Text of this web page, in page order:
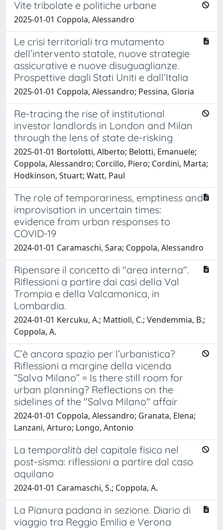
Vite tribolate e politiche urbane
2025-01-01 Coppola, Alessandro
Le crisi territoriali tra mutamento
dell’intervento statale, nuove strategie
assicurative e nuove disuguaglianze.
Prospettive dagli Stati Uniti e dall’Italia
2025-01-01 Coppola, Alessandro; Pessina, Gloria
Re-tracing the rise of institutional
investor landlords in London and Milan
through the lens of state de-risking
2025-01-01 Bortolotti, Alberto; Belotti, Emanuele;
Coppola, Alessandro; Corcillo, Piero; Cordini, Marta;
Hodkinson, Stuart; Watt, Paul
The role of temporariness, emptiness and
improvisation in uncertain times:
evidence from urban responses to
COVID-19
2024-01-01 Caramaschi, Sara; Coppola, Alessandro
Ripensare il concetto di "area interna".
Riflessioni a partire dai casi della Val
Trompia e della Valcamonica, in
Lombardia.
2024-01-01 Kercuku, A.; Mattioli, C.; Vendemmia, B.;
Coppola, A.
C’è ancora spazio per l’urbanistica?
Riflessioni a margine della vicenda
“Salva Milano” = Is there still room for
urban planning? Reflections on the
sidelines of the "Salva Milano" affair
2024-01-01 Coppola, Alessandro; Granata, Elena;
Lanzani, Arturo; Longo, Antonio
La temporalità del capitale fisico nel
post-sisma: riflessioni a partire dal caso
aquilano
2024-01-01 Caramaschi, S.; Coppola, A.
La Pianura padana in sezione. Diario di
viaggio tra Reggio Emilia e Verona